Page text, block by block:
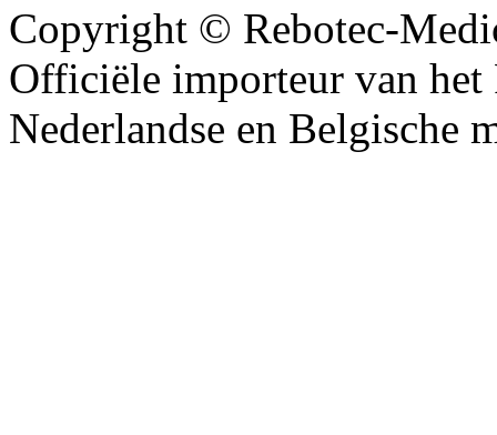
Copyright © Rebotec-
Officiële importeur van het
Nederlandse en Belgische